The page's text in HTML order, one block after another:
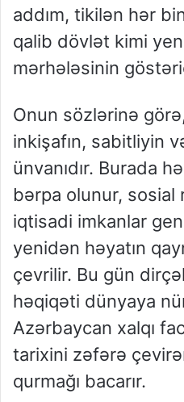
addım, tikilən hər
qalib dövlət kimi
mərhələsinin
Onun sözlərinə görə,
inkişafın, sabitliyin
ünvanıdır. Burada
bərpa olunur, sosial
iqtisadi imkanlar
yenidən həyatın
çevrilir. Bu gün
həqiqəti dünyaya
Azərbaycan xalqı
tarixini zəfərə
qurmağı bacarır.